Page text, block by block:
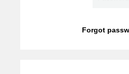
Forgot